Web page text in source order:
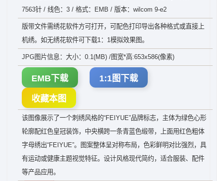
7563针 / 线色：3 / 格式：EMB / 版本：wilcom 9-e2
版带文件需绣花软件方可打开，可配色打印导出各种格式或直接上
机绣。如无绣花软件可下载1：1模拟效果图。
JPG图片信息：大小：0.1(MB) /图宽*高:653x586(像素)
EMB下载 1:1图下载
收藏本图
该图像展示了一个刺绣风格的“FEIYUE”品牌标志，主体为绿色心形
轮廓配红色皇冠装饰，中央横跨一条青蓝色缎带，上面用红色粗体
字母绣出“FEIYUE”。图案整体呈对称布局，色彩鲜明对比强烈，具
有运动或健康主题视觉特征。设计风格现代简约，适合服装、配件
等产品应用。